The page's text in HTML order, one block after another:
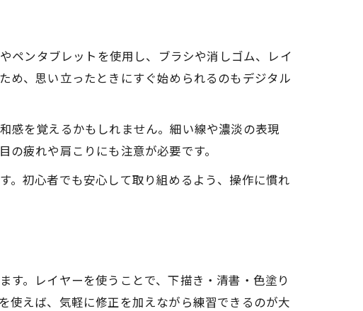
ペンタブレットを使用し、ブラシや消しゴム、レイ
め、思い立ったときにすぐ始められるのもデジタル
感を覚えるかもしれません。細い線や濃淡の表現
疲れや肩こりにも注意が必要です。
。初心者でも安心して取り組めるよう、操作に慣れ
。レイヤーを使うことで、下描き・清書・色塗り
使えば、気軽に修正を加えながら練習できるのが大